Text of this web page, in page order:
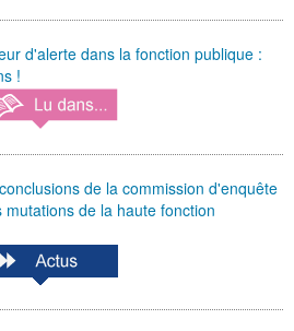
d'alerte dans la fonction publique :
!
de la commission d'enquête
mutations de la haute fonction